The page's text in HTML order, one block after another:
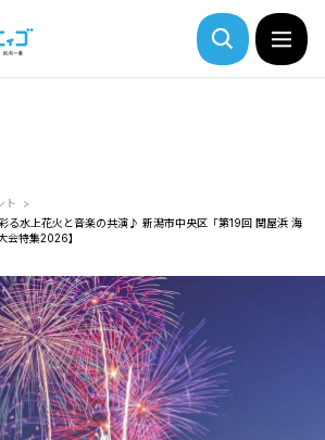
ト
る水上花火と音楽の共演♪ 新潟市中央区「第19回 関屋浜 海
会特集2026】